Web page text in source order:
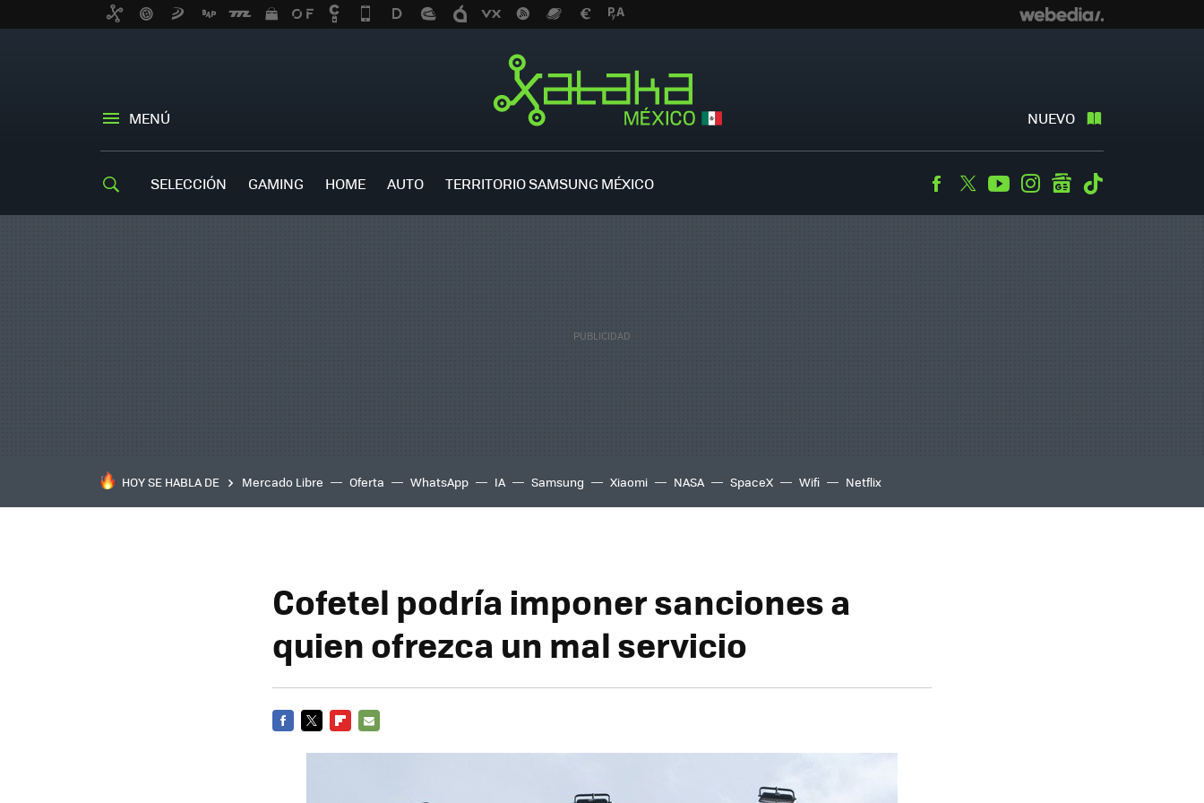
MENÚ NUEVO
SELECCIÓN GAMING HOME AUTO TERRITORIO SAMSUNG MÉXICO Facebook
TwitterYoutubeInstagramgooglenews
HOY SE HABLA DE Mercado Libre Oferta WhatsApp IA Samsung Xiaomi NASA SpaceX Wifi Netflix
Cofetel podría imponer sanciones a
quien ofrezca un mal servicio